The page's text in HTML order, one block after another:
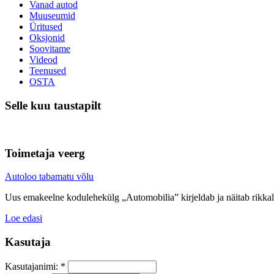
Vanad autod
Muuseumid
Üritused
Oksjonid
Soovitame
Videod
Teenused
OSTA
Selle kuu taustapilt
Toimetaja veerg
Autoloo tabamatu võlu
Uus emakeelne kodulehekülg „Automobilia” kirjeldab ja näitab
Loe edasi
Kasutaja
Kasutajanimi: *